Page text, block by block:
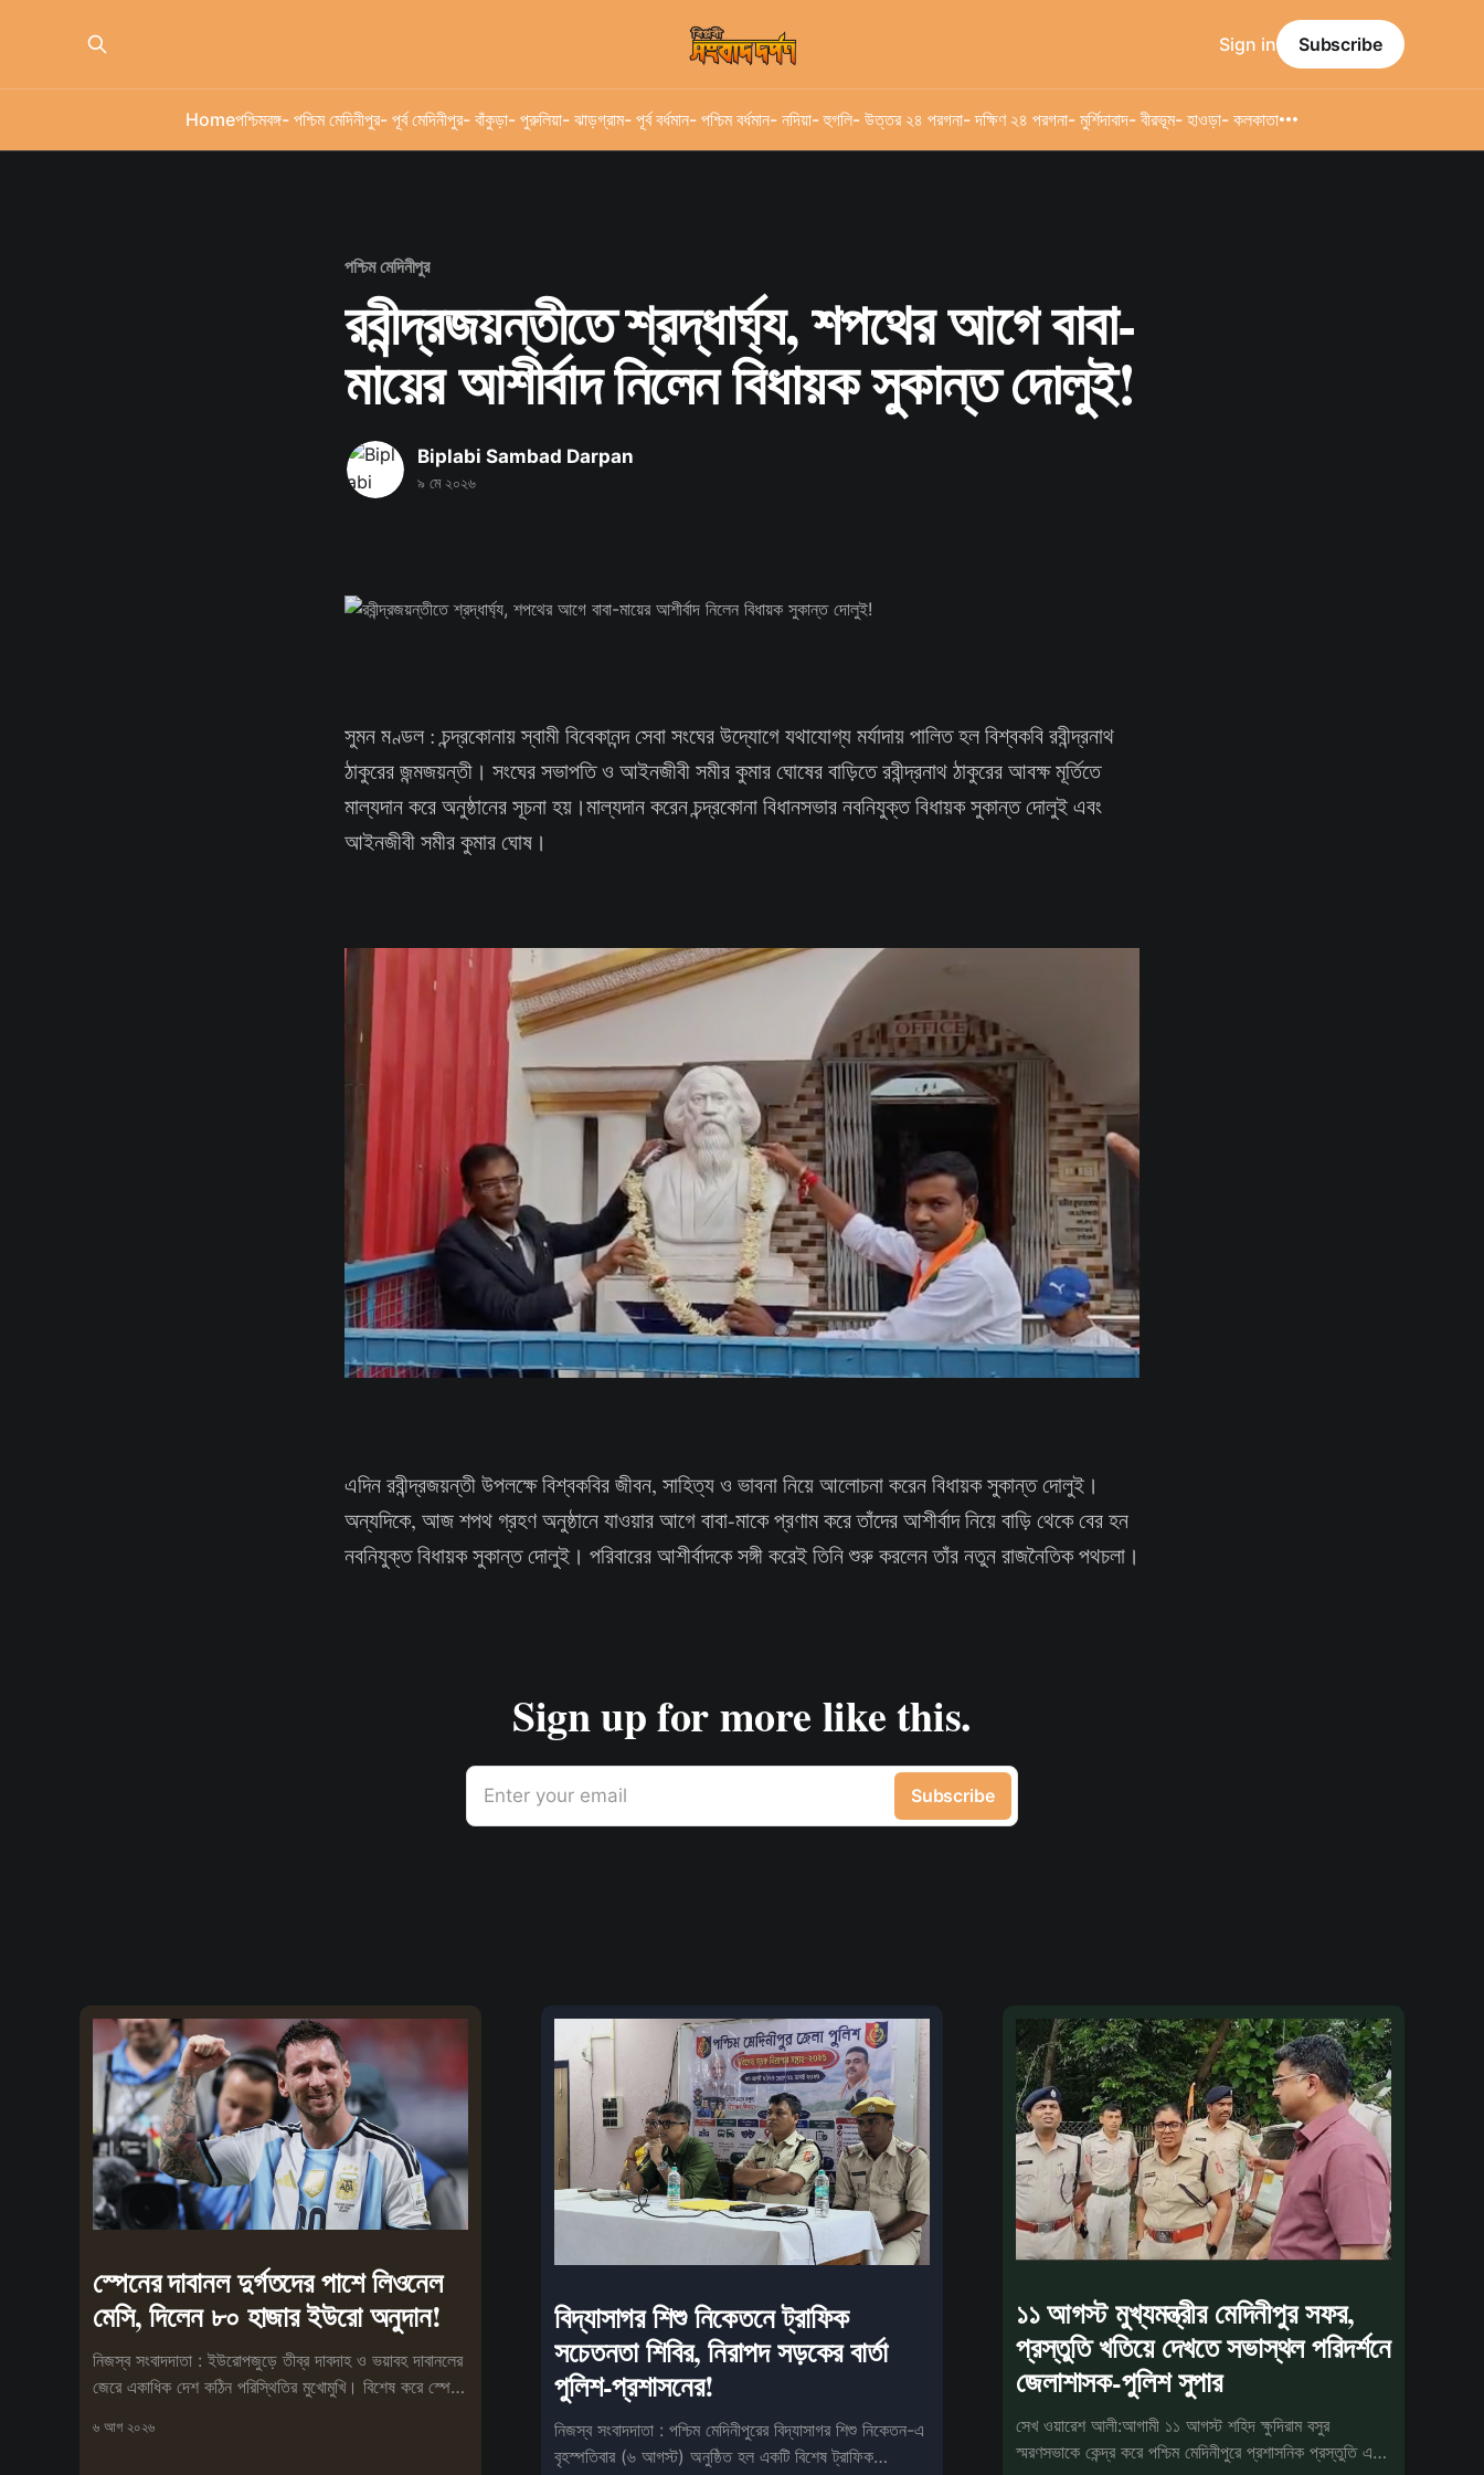
Homeপশ্চিমবঙ্গ- পশ্চিম মেদিনীপুর- পূর্ব মেদিনীপুর- বাঁকুড়া- পুরুলিয়া- ঝাড়গ্রাম- পূর্ব বর্ধমান- পশ্চিম বর্ধমান- নদিয়া- হুগলি- উত্তর ২৪ পরগনা- দক্ষিণ ২৪ পরগনা- মুর্শিদাবাদ- বীরভূম- হাওড়া- কলকাতা
Sign in Subscribe
পশ্চিম মেদিনীপুর
রবীন্দ্রজয়ন্তীতে শ্রদ্ধার্ঘ্য, শপথের আগে বাবা-
মায়ের আশীর্বাদ নিলেন বিধায়ক সুকান্ত দোলুই!
Biplabi Sambad Darpan
৯ মে ২০২৬
সুমন মণ্ডল : চন্দ্রকোনায় স্বামী বিবেকানন্দ সেবা সংঘের উদ্যোগে যথাযোগ্য মর্যাদায় পালিত হল বিশ্বকবি রবীন্দ্রনাথ
ঠাকুরের জন্মজয়ন্তী। সংঘের সভাপতি ও আইনজীবী সমীর কুমার ঘোষের বাড়িতে রবীন্দ্রনাথ ঠাকুরের আবক্ষ মূর্তিতে
মাল্যদান করে অনুষ্ঠানের সূচনা হয়।মাল্যদান করেন চন্দ্রকোনা বিধানসভার নবনিযুক্ত বিধায়ক সুকান্ত দোলুই এবং
আইনজীবী সমীর কুমার ঘোষ।
এদিন রবীন্দ্রজয়ন্তী উপলক্ষে বিশ্বকবির জীবন, সাহিত্য ও ভাবনা নিয়ে আলোচনা করেন বিধায়ক সুকান্ত দোলুই।
অন্যদিকে, আজ শপথ গ্রহণ অনুষ্ঠানে যাওয়ার আগে বাবা-মাকে প্রণাম করে তাঁদের আশীর্বাদ নিয়ে বাড়ি থেকে বের হন
নবনিযুক্ত বিধায়ক সুকান্ত দোলুই। পরিবারের আশীর্বাদকে সঙ্গী করেই তিনি শুরু করলেন তাঁর নতুন রাজনৈতিক পথচলা।
Sign up for more like this.
Enter your email Subscribe
স্পেনের দাবানল দুর্গতদের পাশে লিওনেল
মেসি, দিলেন ৮০ হাজার ইউরো অনুদান!
নিজস্ব সংবাদদাতা : ইউরোপজুড়ে তীব্র দাবদাহ ও ভয়াবহ দাবানলের
জেরে একাধিক দেশ কঠিন পরিস্থিতির মুখোমুখি। বিশেষ করে স্পেনে
৬ আগ ২০২৬
বিদ্যাসাগর শিশু নিকেতনে ট্রাফিক
সচেতনতা শিবির, নিরাপদ সড়কের বার্তা
পুলিশ-প্রশাসনের!
নিজস্ব সংবাদদাতা : পশ্চিম মেদিনীপুরের বিদ্যাসাগর শিশু নিকেতন-এ
বৃহস্পতিবার (৬ আগস্ট) অনুষ্ঠিত হল একটি বিশেষ ট্রাফিক
১১ আগস্ট মুখ্যমন্ত্রীর মেদিনীপুর সফর,
প্রস্তুতি খতিয়ে দেখতে সভাস্থল পরিদর্শনে
জেলাশাসক-পুলিশ সুপার
সেখ ওয়ারেশ আলী:আগামী ১১ আগস্ট শহিদ ক্ষুদিরাম বসুর
স্মরণসভাকে কেন্দ্র করে পশ্চিম মেদিনীপুরে প্রশাসনিক প্রস্তুতি এখন